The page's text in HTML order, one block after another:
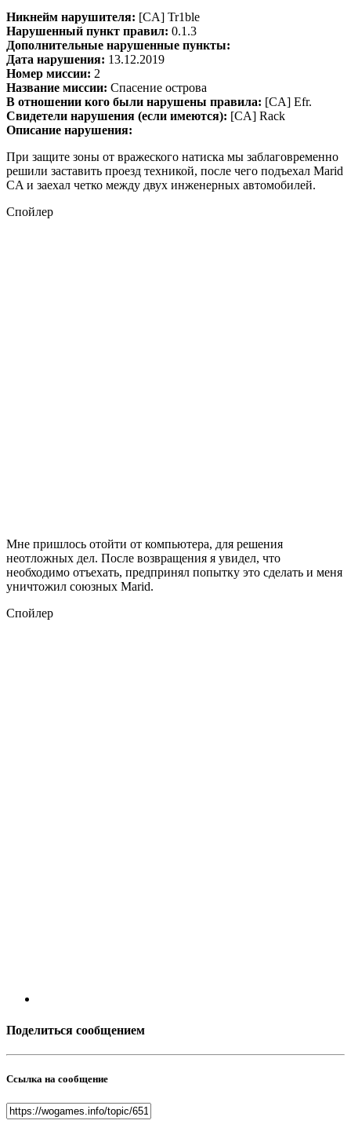
Никнейм нарушителя: [CA] Tr1ble
Нарушенный пункт правил: 0.1.3
Дополнительные нарушенные пункты:
Дата нарушения: 13.12.2019
Номер миссии: 2
Название миссии: Спасение острова
В отношении кого были нарушены правила: [CA] Efr.
Свидетели нарушения (если имеются): [CA] Rack
Описание нарушения:
При защите зоны от вражеского натиска мы заблаговременно
решили заставить проезд техникой, после чего подъехал Marid
CA и заехал четко между двух инженерных автомобилей.
Спойлер
Мне пришлось отойти от компьютера, для решения
неотложных дел. После возвращения я увидел, что
необходимо отъехать, предпринял попытку это сделать и меня
уничтожил союзных Marid.
Спойлер
Поделиться сообщением
Ссылка на сообщение